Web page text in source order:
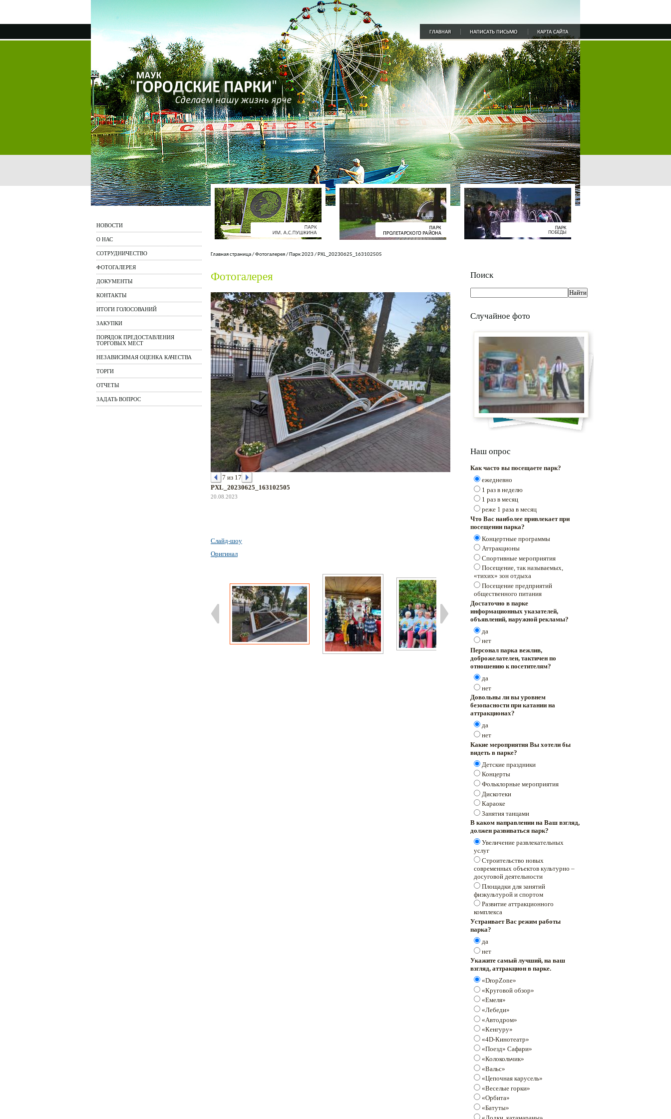
НОВОСТИ
О НАС
СОТРУДНИЧЕСТВО
ФОТОГАЛЕРЕЯ
ДОКУМЕНТЫ
КОНТАКТЫ
ИТОГИ ГОЛОСОВАНИЙ
ЗАКУПКИ
ПОРЯДОК ПРЕДОСТАВЛЕНИЯ
ТОРГОВЫХ МЕСТ
НЕЗАВИСИМАЯ ОЦЕНКА КАЧЕСТВА
ТОРГИ
ОТЧЕТЫ
ЗАДАТЬ ВОПРОС
Главная страница/Фотогалерея/ Парк 2023 / PXL_20230625_163102505
Фотогалерея
7 из 17
PXL_20230625_163102505
20.08.2023
Слайд-шоу
Оригинал
Поиск
Случайное фото
Наш опрос
Как часто вы посещаете парк?
ежедневно
1 раз в неделю
1 раз в месяц
реже 1 раза в месяц
Что Вас наиболее привлекает при
посещении парка?
Концертные программы
Аттракционы
Спортивные мероприятия
Посещение, так называемых,
«тихих» зон отдыха
Посещение предприятий
общественного питания
Достаточно в парке
информационных указателей,
объявлений, наружной рекламы?
да
нет
Персонал парка вежлив,
доброжелателен, тактичен по
отношению к посетителям?
да
нет
Довольны ли вы уровнем
безопасности при катании на
аттракционах?
да
нет
Какие мероприятия Вы хотели бы
видеть в парке?
Детские праздники
Концерты
Фольклорные мероприятия
Дискотеки
Караоке
Занятия танцами
В каком направлении на Ваш взгляд,
должен развиваться парк?
Увеличение развлекательных
услуг
Строительство новых
современных объектов культурно –
досуговой деятельности
Площадки для занятий
физкультурой и спортом
Развитие аттракционного
комплекса
Устраивает Вас режим работы
парка?
да
нет
Укажите самый лучший, на ваш
взгляд, аттракцион в парке.
«DropZone»
«Круговой обзор»
«Емеля»
«Лебеди»
«Автодром»
«Кенгуру»
«4D-Кинотеатр»
«Поезд» Сафари»
«Колокольчик»
«Вальс»
«Цепочная карусель»
«Веселые горки»
«Орбита»
«Батуты»